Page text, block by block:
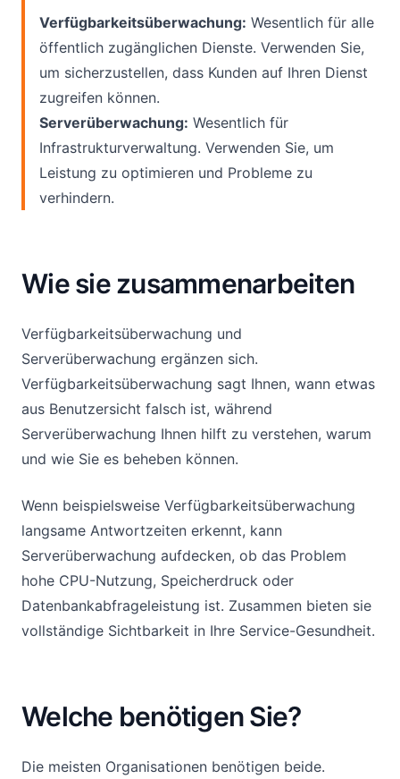
Verfügbarkeitsüberwachung: Wesentlich für alle
öffentlich zugänglichen Dienste. Verwenden Sie,
um sicherzustellen, dass Kunden auf Ihren Dienst
zugreifen können.
Serverüberwachung: Wesentlich für
Infrastrukturverwaltung. Verwenden Sie, um
Leistung zu optimieren und Probleme zu
verhindern.
Wie sie zusammenarbeiten
Verfügbarkeitsüberwachung und
Serverüberwachung ergänzen sich.
Verfügbarkeitsüberwachung sagt Ihnen, wann etwas
aus Benutzersicht falsch ist, während
Serverüberwachung Ihnen hilft zu verstehen, warum
und wie Sie es beheben können.
Wenn beispielsweise Verfügbarkeitsüberwachung
langsame Antwortzeiten erkennt, kann
Serverüberwachung aufdecken, ob das Problem
hohe CPU-Nutzung, Speicherdruck oder
Datenbankabfrageleistung ist. Zusammen bieten sie
vollständige Sichtbarkeit in Ihre Service-Gesundheit.
Welche benötigen Sie?
Die meisten Organisationen benötigen beide.